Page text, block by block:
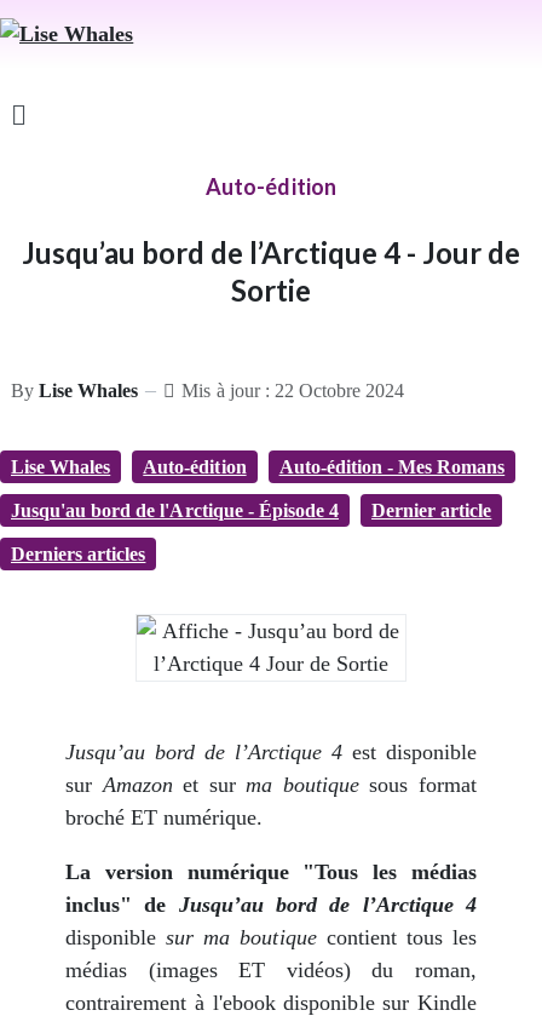
Auto-édition
Jusqu’au bord de l’Arctique 4 - Jour de
Sortie
By Lise Whales Mis à jour : 22 Octobre 2024
Lise Whales Auto-édition Auto-édition - Mes Romans
Jusqu'au bord de l'Arctique - Épisode 4 Dernier article
Derniers articles
Jusqu’au bord de l’Arctique 4est disponible
surAmazon et surma boutiquesous format
broché ET numérique.
La version numérique "Tous les médias
inclus" de Jusqu’au bord de l’Arctique 4
disponiblesur ma boutiquecontient tous les
médias (images ET vidéos) du roman,
contrairement à l'ebook disponible sur Kindle